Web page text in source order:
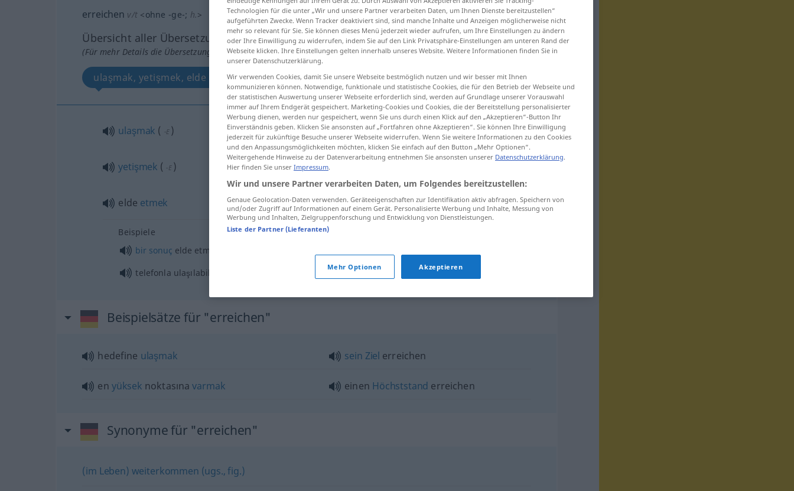
erreichen v/t <ohne -ge-; h.>
Übersicht aller Übersetzungen
(Für mehr Details die Übersetzung anklicken/antippen)
ulaşmak, yetişmek, elde etmek
ulaşmak ( -E ) erreichen
yetişmek ( -E )
elde etmek erreichen
Beispiele
bir sonuç elde etmek
telefonla ulaşılabilir
telefonisch zu erreichensein
Beispielsätze für "erreichen"
hedefine ulaşmak sein Ziel erreichen
en yüksek noktasınavarmak einen Höchststand erreichen
Synonyme für "erreichen"
(im Leben) weiterkommen (ugs., fig.)
Technologien für die unter „Wir und unsere Partner verarbeiten Daten, um Ihnen Dienste bereitzustellen“
aufgeführten Zwecke. Wenn Tracker deaktiviert sind, sind manche Inhalte und Anzeigen möglicherweise nicht
mehr so relevant für Sie. Sie können dieses Menü jederzeit wieder aufrufen, um Ihre Einstellungen zu ändern
oder Ihre Einwilligung zu widerrufen, indem Sie auf den Link Privatsphäre-Einstellungen am unteren Rand der
Webseite klicken. Ihre Einstellungen gelten innerhalb unseres Website. Weitere Informationen finden Sie in
unserer Datenschutzerklärung.
Wir verwenden Cookies, damit Sie unsere Webseite bestmöglich nutzen und wir besser mit Ihnen
kommunizieren können. Notwendige, funktionale und statistische Cookies, die für den Betrieb der Webseite und
der statistischen Auswertung unserer Webseite erforderlich sind, werden auf Grundlage unserer Vorauswahl
immer auf Ihrem Endgerät gespeichert. Marketing-Cookies und Cookies, die der Bereitstellung personalisierter
Werbung dienen, werden nur gespeichert, wenn Sie uns durch einen Klick auf den „Akzeptieren“-Button Ihr
Einverständnis geben. Klicken Sie ansonsten auf „Fortfahren ohne Akzeptieren“. Sie können Ihre Einwilligung
jederzeit für zukünftige Besuche unserer Webseite widerrufen. Wenn Sie weitere Informationen zu den Cookies
und den Anpassungsmöglichkeiten möchten, klicken Sie einfach auf den Button „Mehr Optionen“.
Weitergehende Hinweise zu der Datenverarbeitung entnehmen Sie ansonsten unserer Datenschutzerklärung.
Hier finden Sie unser Impressum.
Wir und unsere Partner verarbeiten Daten, um Folgendes bereitzustellen:
Genaue Geolocation-Daten verwenden. Geräteeigenschaften zur Identifikation aktiv abfragen. Speichern von
und/oder Zugriff auf Informationen auf einem Gerät. Personalisierte Werbung und Inhalte, Messung von
Werbung und Inhalten, Zielgruppenforschung und Entwicklung von Dienstleistungen.
Liste der Partner (Lieferanten)
Mehr Optionen Akzeptieren